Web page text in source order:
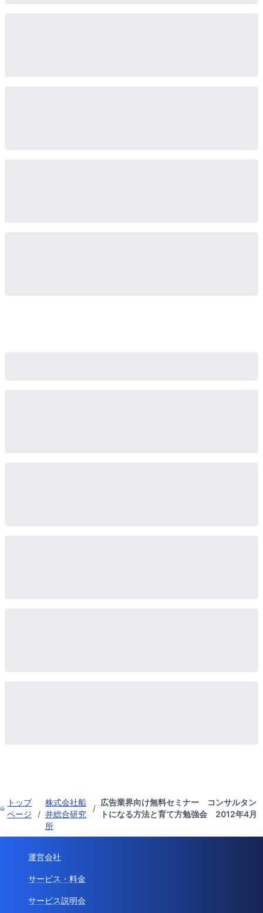
トップ
ページ
/
株式会社船
井総合研究
所
/
広告業界向け無料セミナー コンサルタン
トになる方法と育て方勉強会 2012年4月
運営会社
サービス・料金
サービス説明会